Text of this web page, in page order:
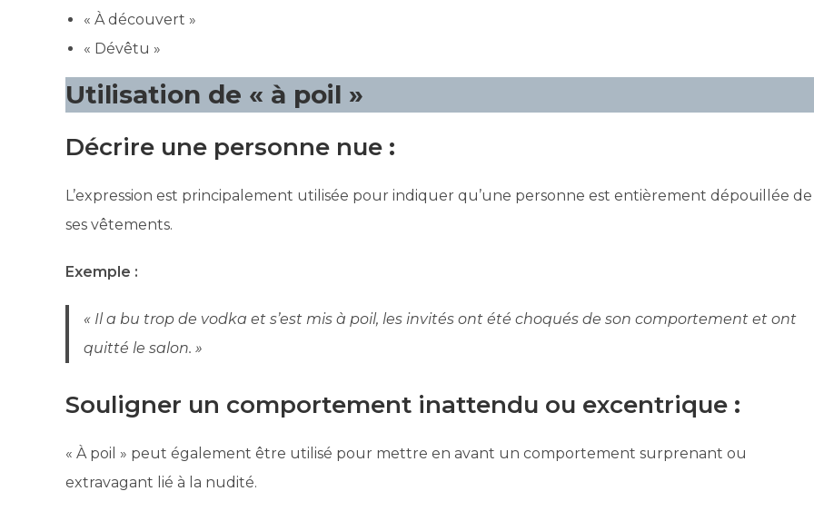
« À découvert »
« Dévêtu »
Utilisation de « à poil »
Décrire une personne nue :
L’expression est principalement utilisée pour indiquer qu’une personne est entièrement dépouillée de
ses vêtements.
Exemple :
« Il a bu trop de vodka et s’est mis à poil, les invités ont été choqués de son comportement et ont
quitté le salon. »
Souligner un comportement inattendu ou excentrique :
« À poil » peut également être utilisé pour mettre en avant un comportement surprenant ou
extravagant lié à la nudité.